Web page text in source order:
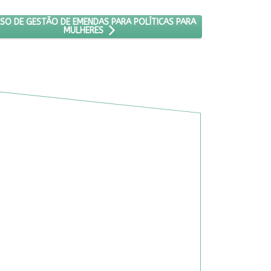
DE TRAVESTIS E MULHERES TRANS
ARTIGO: CURSO DE GESTÃO DE EMENDAS PARA POLÍTICAS PARA
DE GESTÃO DE EMENDAS PARA POLÍTICAS PARA
MULHERES